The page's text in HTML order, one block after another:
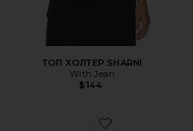
ТОП ХОЛТЕР SHARNI
With Jean
$144